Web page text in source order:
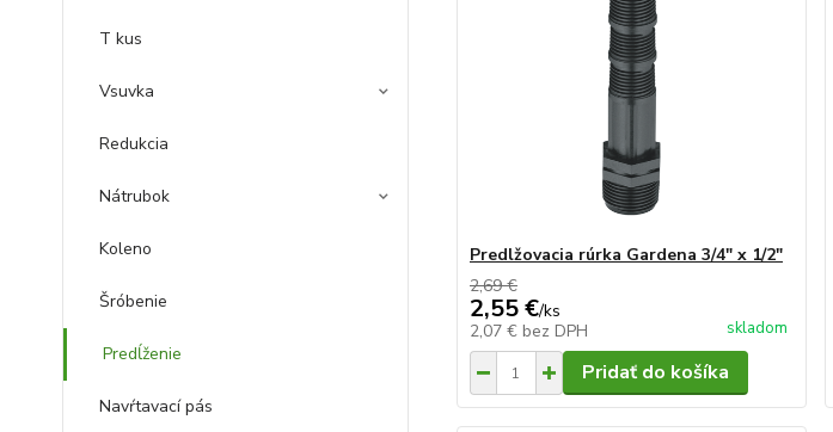
T kus
Vsuvka
Redukcia
Nátrubok
Koleno
Šróbenie
Predĺženie
Navŕtavací pás
Predlžovacia rúrka Gardena 3/4" x 1/2"
2,69 €
2,55 €/ks
2,07 € bez DPH skladom
Pridať do košíka